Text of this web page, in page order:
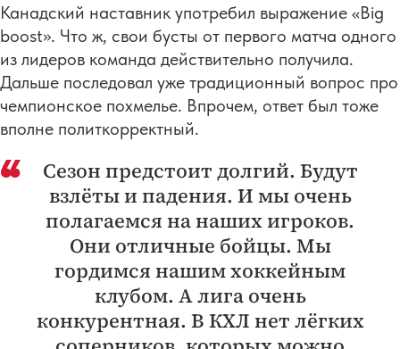
Канадский наставник употребил выражение «Big
boost». Что ж, свои бусты от первого матча одного
из лидеров команда действительно получила.
Дальше последовал уже традиционный вопрос про
чемпионское похмелье. Впрочем, ответ был тоже
вполне политкорректный.
Сезон предстоит долгий. Будут
взлёты и падения. И мы очень
полагаемся на наших игроков.
Они отличные бойцы. Мы
гордимся нашим хоккейным
клубом. А лига очень
конкурентная. В КХЛ нет лёгких